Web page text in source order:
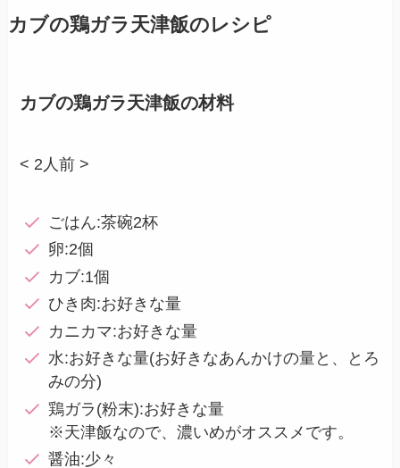
カブの鶏ガラ天津飯のレシピ
カブの鶏ガラ天津飯の材料
< 2人前 >
ごはん:茶碗2杯
卵:2個
カブ:1個
ひき肉:お好きな量
カニカマ:お好きな量
水:お好きな量(お好きなあんかけの量と、とろ
みの分)
鶏ガラ(粉末):お好きな量
※天津飯なので、濃いめがオススメです。
醤油:少々